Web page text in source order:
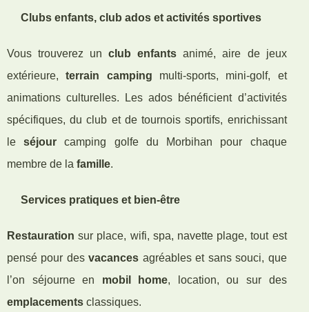
Clubs enfants, club ados et activités sportives
Vous trouverez unclub enfants animé, aire de jeux
extérieure,terrain camping multi-sports, mini-golf, et
animations culturelles. Les ados bénéficient d’activités
spécifiques, du club et de tournois sportifs, enrichissant
leséjour camping golfe du Morbihan pour chaque
membre de la famille.
Services pratiques et bien-être
Restauration sur place, wifi, spa, navette plage, tout est
pensé pour desvacances agréables et sans souci, que
l’on séjourne en mobil home, location, ou sur des
emplacements classiques.